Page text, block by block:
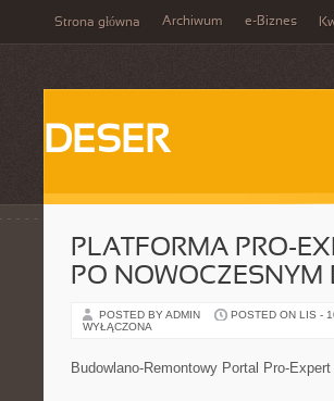
Strona główna Archiwum e-Biznes
DESER
PLATFORMA PRO-
PO NOWOCZESNYM
POSTED BY ADMIN POSTED ON LIS -
WYŁĄCZONA
Budowlano-Remontowy Portal Pro-